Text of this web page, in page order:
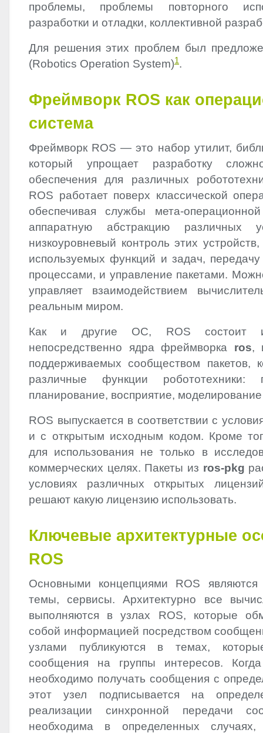
проблемы, проблемы повторного
разработки и отладки, коллективной
Для решения этих проблем был
(Robotics Operation System)1.
Фреймворк ROS как
система
Фреймворк ROS — это набор утилит,
который упрощает разработку
обеспечения для различных
ROS работает поверх классической
обеспечивая службы мета-
аппаратную абстракцию различных
низкоуровневый контроль этих
используемых функций и задач,
процессами, и управление пакетами.
управляет взаимодействием
реальным миром.
Как и другие ОС, ROS состоит
непосредственно ядра фреймворка ros,
поддерживаемых сообществом пакетов,
различные функции робототехники:
планирование, восприятие,
ROS выпускается в соответствии с
и c открытым исходным кодом. Кроме
для использования не только в
коммерческих целях. Пакеты из ros-pkg
условиях различных открытых
решают какую лицензию использовать.
Ключевые архитектурные
ROS
Основными концепциями ROS
темы, сервисы. Архитектурно все
выполняются в узлах ROS, которые
собой информацией посредством
узлами публикуются в темах,
сообщения на группы интересов.
необходимо получать сообщения с
этот узел подписывается на
реализации синхронной передачи
необходима в определенных